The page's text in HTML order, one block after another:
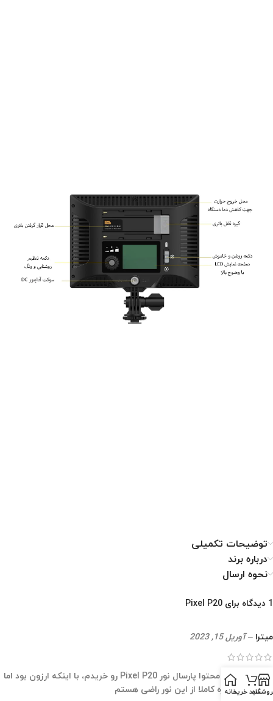
توضیحات تکمیلی
درباره برند
نحوه ارسال
1 دیدگاه برای Pixel P20
میترا – آوریل 15, 2023
من برای تولید محتوا پارسال نور Pixel P20 رو خریدم، با اینکه ارزون بود اما
توان بالایی داره کاملا از این نور راضی هستم
سبد خریدخانه